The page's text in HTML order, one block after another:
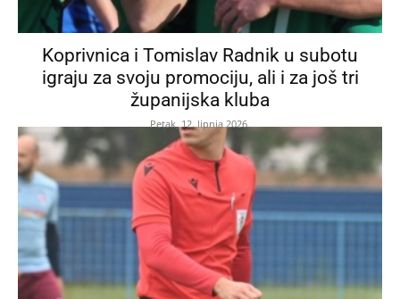
Koprivnica i Tomislav Radnik u subotu
igraju za svoju promociju, ali i za još tri
županijska kluba
Petak, 12. lipnja 2026.